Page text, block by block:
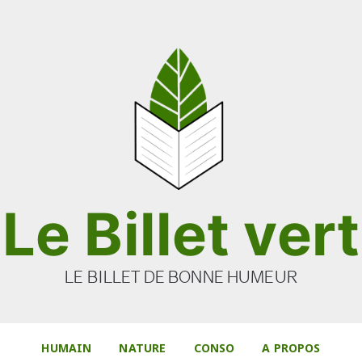
Le Billet vert
LE BILLET DE BONNE HUMEUR
HUMAIN NATURE CONSO A PROPOS